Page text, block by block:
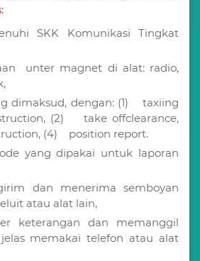
SKK Komunikasi Tingkat
unter magnet di alat: radio,
dimaksud, dengan: (1) taxiing
(2) take offclearance,
(4) position report.
yang dipakai untuk laporan
dan menerima semboyan
atau alat lain,
keterangan dan memanggil
memakai telefon atau alat